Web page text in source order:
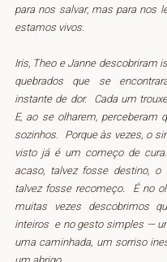
para nos salvar, mas para nos
estamos vivos.
Iris, Theo e Janne descobriram
quebrados que se
instante de dor.  Cada um
E, ao se olharem, perceberam
sozinhos.  Porque às vezes, o
visto já é um começo de
acaso, talvez fosse destino, o
talvez fosse recomeço.  É no
muitas vezes descobrimos
inteiros  e no gesto simples —
uma caminhada, um sorriso